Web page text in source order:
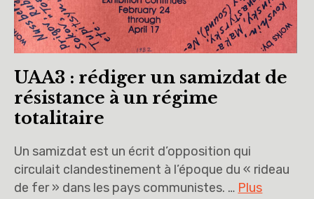
UAA3 : rédiger un samizdat de
résistance à un régime
totalitaire
Un samizdat est un écrit d’opposition qui
circulait clandestinement à l’époque du « rideau
de fer » dans les pays communistes. … Plus